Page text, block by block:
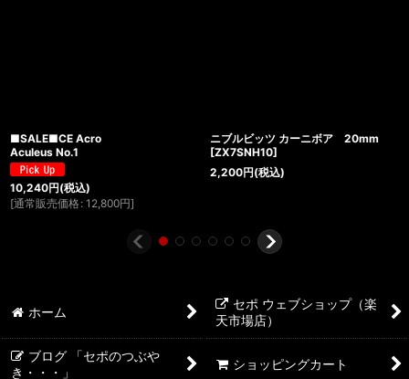
■SALE■CE Acro
Aculeus No.1
10,240円(税込)
[通常販売価格 : 12,800円]
ニブルビッツ カーニボア 20mm
[ZX7SNH10]
2,200円(税込)
ホーム
セポ ウェブショップ（楽
天市場店）
ブログ 「セポのつぶや
き・・・」
ショッピングカート